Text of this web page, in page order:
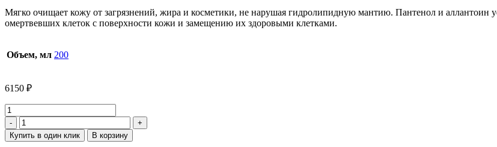
Мягко очищает кожу от загрязнений, жира и косметики, не нарушая гидролипидную мантию. Пантенол и аллантоин
омертвевших клеток с поверхности кожи и замещению их здоровыми клетками.
Объем, мл 200
6150 ₽
Количество
товара
Hydrating
Cleanser
-
+
Купить в один клик
В корзину